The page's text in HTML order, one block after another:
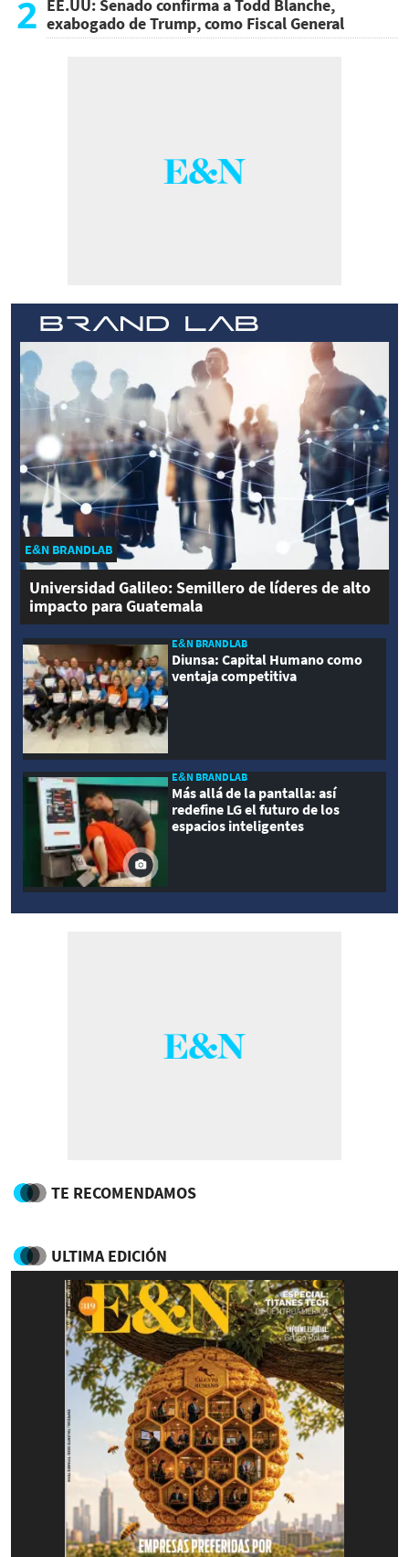
2
EE.UU: Senado confirma a Todd Blanche,
exabogado de Trump, como Fiscal General
E&N BRANDLAB
Universidad Galileo: Semillero de líderes de alto
impacto para Guatemala
E&N BRANDLAB
Diunsa: Capital Humano como
ventaja competitiva
E&N BRANDLAB
Más allá de la pantalla: así
redefine LG el futuro de los
espacios inteligentes
TE RECOMENDAMOS
ULTIMA EDICIÓN